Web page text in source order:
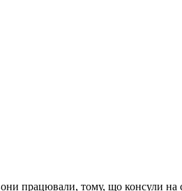
працювали, тому, що консули на